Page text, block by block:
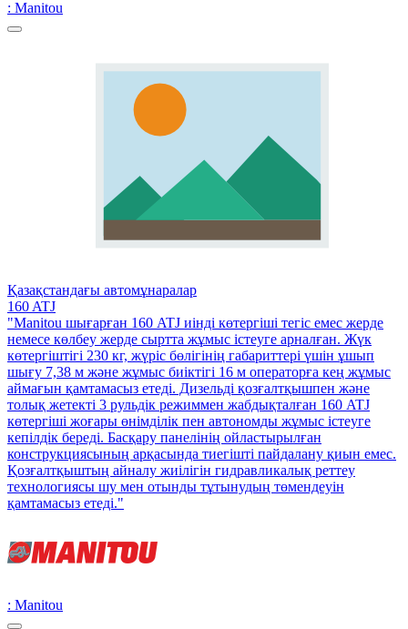
: Manitou
Қазақстандағы автомұнаралар
160 ATJ
"Manitou шығарған 160 ATJ иінді көтергіші тегіс емес жерде
немесе көлбеу жерде сыртта жұмыс істеуге арналған. Жүк
көтергіштігі 230 кг, жүріс бөлігінің габариттері үшін ұшып
шығу 7,38 м және жұмыс биіктігі 16 м операторға кең жұмыс
аймағын қамтамасыз етеді. Дизельді қозғалтқышпен және
толық жетекті 3 рульдік режиммен жабдықталған 160 ATJ
көтергіші жоғары өнімділік пен автономды жұмыс істеуге
кепілдік береді. Басқару панелінің ойластырылған
конструкциясының арқасында тиегішті пайдалану қиын емес.
Қозғалтқыштың айналу жиілігін гидравликалық реттеу
технологиясы шу мен отынды тұтынудың төмендеуін
қамтамасыз етеді."
: Manitou